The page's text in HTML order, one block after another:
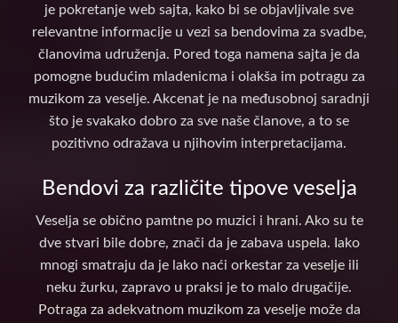
je pokretanje web sajta, kako bi se objavljivale sve
relevantne informacije u vezi sa bendovima za svadbe,
članovima udruženja. Pored toga namena sajta je da
pomogne budućim mladenicma i olakša im potragu za
muzikom za veselje. Akcenat je na međusobnoj saradnji
što je svakako dobro za sve naše članove, a to se
pozitivno odražava u njihovim interpretacijama.
Bendovi za različite tipove veselja
Veselja se obično pamtne po muzici i hrani. Ako su te
dve stvari bile dobre, znači da je zabava uspela. Iako
mnogi smatraju da je lako naći orkestar za veselje ili
neku žurku, zapravo u praksi je to malo drugačije.
Potraga za adekvatnom muzikom za veselje može da